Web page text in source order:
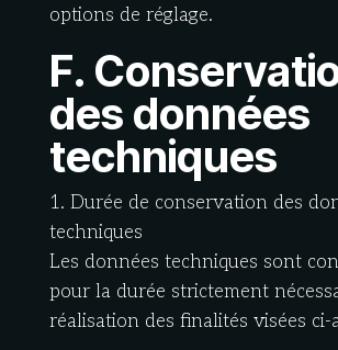
options de réglage.
F.
des données
techniques
1. Durée de conservation des
techniques
Les données techniques sont
pour la durée strictement
réalisation des finalités visées ci-